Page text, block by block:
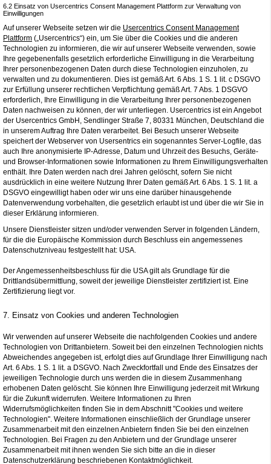
6.2 Einsatz von Usercentrics Consent Management Plattform zur Verwaltung von
Einwilligungen
Auf unserer Webseite setzen wir die Usercentrics Consent Management
Plattform („Usercentrics“) ein, um Sie über die Cookies und die anderen
Technologien zu informieren, die wir auf unserer Webseite verwenden, sowie
Ihre gegebenenfalls gesetzlich erforderliche Einwilligung in die Verarbeitung
Ihrer personenbezogenen Daten durch diese Technologien einzuholen, zu
verwalten und zu dokumentieren. Dies ist gemäß Art. 6 Abs. 1 S. 1 lit. c DSGVO
zur Erfüllung unserer rechtlichen Verpflichtung gemäß Art. 7 Abs. 1 DSGVO
erforderlich, Ihre Einwilligung in die Verarbeitung Ihrer personenbezogenen
Daten nachweisen zu können, der wir unterliegen. Usercentrics ist ein Angebot
der Usercentrics GmbH, Sendlinger Straße 7, 80331 München, Deutschland die
in unserem Auftrag Ihre Daten verarbeitet. Bei Besuch unserer Webseite
speichert der Webserver von Usersentrics ein sogenanntes Server-Logfile, das
auch Ihre anonymisierte IP-Adresse, Datum und Uhrzeit des Besuchs, Geräte-
und Browser-Informationen sowie Informationen zu Ihrem Einwilligungsverhalten
enthält. Ihre Daten werden nach drei Jahren gelöscht, sofern Sie nicht
ausdrücklich in eine weitere Nutzung Ihrer Daten gemäß Art. 6 Abs. 1 S. 1 lit. a
DSGVO eingewilligt haben oder wir uns eine darüber hinausgehende
Datenverwendung vorbehalten, die gesetzlich erlaubt ist und über die wir Sie in
dieser Erklärung informieren.
Unsere Dienstleister sitzen und/oder verwenden Server in folgenden Ländern,
für die die Europäische Kommission durch Beschluss ein angemessenes
Datenschutzniveau festgestellt hat: USA.
Der Angemessenheitsbeschluss für die USA gilt als Grundlage für die
Drittlandsübermittlung, soweit der jeweilige Dienstleister zertifiziert ist. Eine
Zertifizierung liegt vor.
7. Einsatz von Cookies und anderen Technologien
Wir verwenden auf unserer Webseite die nachfolgenden Cookies und andere
Technologien von Drittanbietern. Soweit bei den einzelnen Technologien nichts
Abweichendes angegeben ist, erfolgt dies auf Grundlage Ihrer Einwilligung nach
Art. 6 Abs. 1 S. 1 lit. a DSGVO. Nach Zweckfortfall und Ende des Einsatzes der
jeweiligen Technologie durch uns werden die in diesem Zusammenhang
erhobenen Daten gelöscht. Sie können Ihre Einwilligung jederzeit mit Wirkung
für die Zukunft widerrufen. Weitere Informationen zu Ihren
Widerrufsmöglichkeiten finden Sie in dem Abschnitt "Cookies und weitere
Technologien". Weitere Informationen einschließlich der Grundlage unserer
Zusammenarbeit mit den einzelnen Anbietern finden Sie bei den einzelnen
Technologien. Bei Fragen zu den Anbietern und der Grundlage unserer
Zusammenarbeit mit ihnen wenden Sie sich bitte an die in dieser
Datenschutzerklärung beschriebenen Kontaktmöglichkeit.